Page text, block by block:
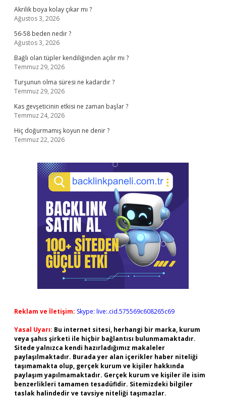
Akrilik boya kolay çıkar mı ?
Ağustos 3, 2026
56-58 beden nedir ?
Ağustos 3, 2026
Bağlı olan tüpler kendiliğinden açılır mı ?
Temmuz 29, 2026
Turşunun olma süresi ne kadardır ?
Temmuz 29, 2026
Kas gevşeticinin etkisi ne zaman başlar ?
Temmuz 24, 2026
Hiç doğurmamış koyun ne denir ?
Temmuz 22, 2026
Reklam ve İletişim: Skype: live:.cid.575569c608265c69
Yasal Uyarı: Bu internet sitesi, herhangi bir marka, kurum
veya şahıs şirketi ile hiçbir bağlantısı bulunmamaktadır.
Sitede yalnızca kendi hazırladığımız makaleler
paylaşılmaktadır. Burada yer alan içerikler haber niteliği
taşımamakta olup, gerçek kurum ve kişiler hakkında
paylaşım yapılmamaktadır. Gerçek kurum ve kişiler ile isim
benzerlikleri tamamen tesadüfidir. Sitemizdeki bilgiler
taslak halindedir ve tavsiye niteliği taşımazlar.